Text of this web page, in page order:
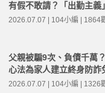
有假不敢請？「出勤主義
2026.07.07 | 104小編 | 1864
父親被騙9次、負債千萬
心法為家人建立終身防
陳安迪 | 高年級不打烊 x
2026.07.07 | 104小編 | 1326